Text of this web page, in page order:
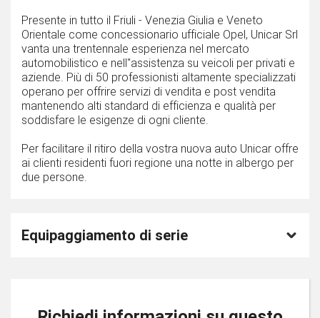
Presente in tutto il Friuli - Venezia Giulia e Veneto
Orientale come concessionario ufficiale Opel, Unicar Srl
vanta una trentennale esperienza nel mercato
automobilistico e nell''assistenza su veicoli per privati e
aziende. Più di 50 professionisti altamente specializzati
operano per offrire servizi di vendita e post vendita
mantenendo alti standard di efficienza e qualità per
soddisfare le esigenze di ogni cliente.
Per facilitare il ritiro della vostra nuova auto Unicar offre
ai clienti residenti fuori regione una notte in albergo per
due persone.
Equipaggiamento di serie